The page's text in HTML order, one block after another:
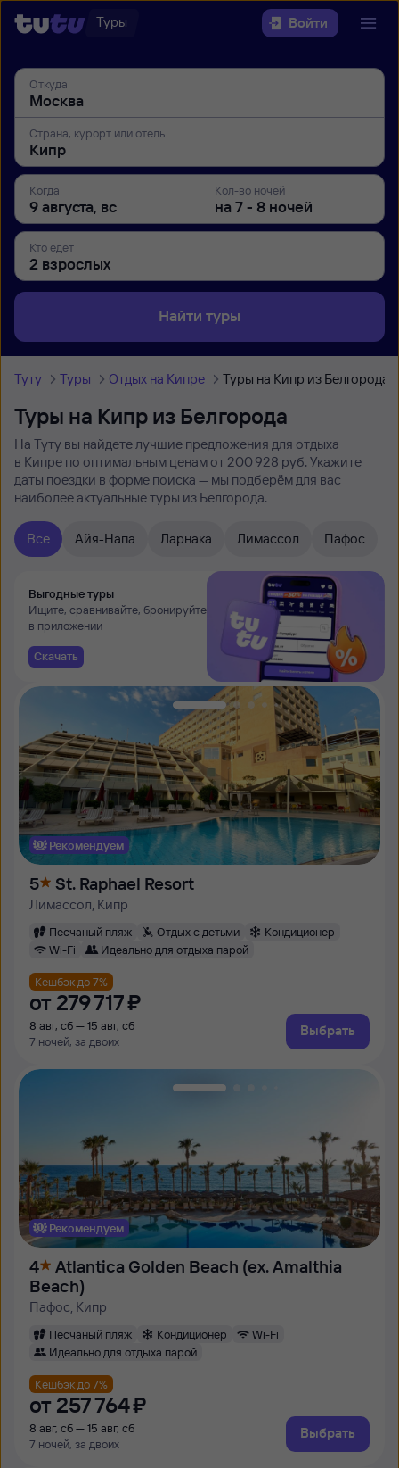
Туры Войти
Откуда
Страна, курорт или отель
Когда Кол-во ночей
Кто едет
Найти туры
Туту Туры Отдых на Кипре Туры на Кипр из Белгорода
Туры на Кипр из Белгорода
На Туту вы найдете лучшие предложения для отдыха
в Кипре по оптимальным ценам от 200 ⁠928 руб. Укажите
даты поездки в форме поиска — мы подберём для вас
наиболее актуальные туры из Белгорода.
Все Айя-Напа Ларнака Лимассол Пафос
Выгодные туры
Ищите, сравнивайте, бронируйте
в приложении
Скачать
Рекомендуем
5 St. Raphael Resort
Лимассол, Кипр
Песчаный пляж Отдых с детьми
Кондиционер
Wi-Fi
Идеально для отдыха парой
Кешбэк до 7%
от 279 ⁠717 ⁠₽
8 авг, сб — 15 авг, сб
7 ночей, за двоих
Выбрать
Рекомендуем
4
Atlantica Golden Beach (ex. Amalthia
Beach)
Пафос, Кипр
Песчаный пляж Кондиционер
Wi-Fi
Идеально для отдыха парой
Кешбэк до 7%
от 257 ⁠764 ⁠₽
8 авг, сб — 15 авг, сб
7 ночей, за двоих
Выбрать